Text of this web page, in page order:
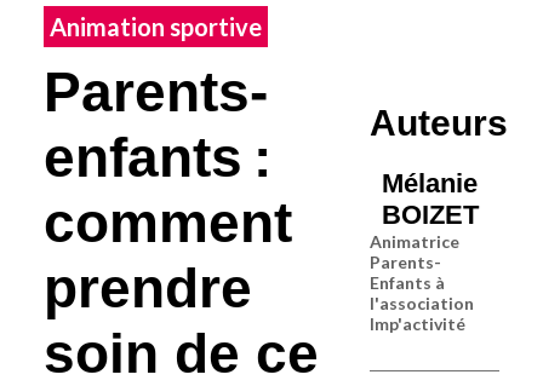
Animation sportive
Parents-
enfants :
comment
prendre
soin de ce
Auteurs
Mélanie
BOIZET
Animatrice
Parents-
Enfants à
l'association
Imp'activité